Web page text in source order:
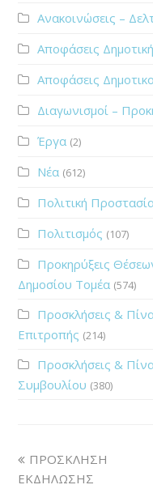
Ανακοινώσεις –
Αποφάσεις
Αποφάσεις
Διαγωνισμοί –
Έργα (2)
Νέα (612)
Πολιτική
Πολιτισμός (107)
Προκηρύξεις
Δημοσίου Τομέα (574)
Προσκλήσεις &
Επιτροπής (214)
Προσκλήσεις &
Συμβουλίου (380)
ΠΡΟΣΚΛΗΣΗ
ΕΚΔΗΛΩΣΗΣ